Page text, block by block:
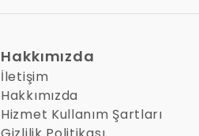
Hakkımızda
İletişim
Hakkımızda
Hizmet Kullanım Şartları